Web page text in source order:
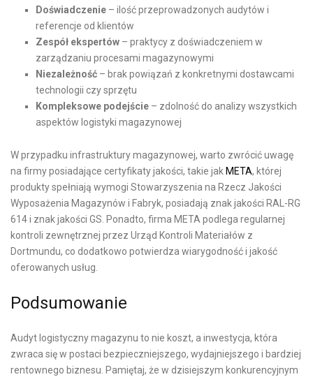
Doświadczenie – ilość przeprowadzonych audytów i
referencje od klientów
Zespół ekspertów – praktycy z doświadczeniem w
zarządzaniu procesami magazynowymi
Niezależność – brak powiązań z konkretnymi dostawcami
technologii czy sprzętu
Kompleksowe podejście – zdolność do analizy wszystkich
aspektów logistyki magazynowej
W przypadku infrastruktury magazynowej, warto zwrócić uwagę
na firmy posiadające certyfikaty jakości, takie jak META, której
produkty spełniają wymogi Stowarzyszenia na Rzecz Jakości
Wyposażenia Magazynów i Fabryk, posiadają znak jakości RAL-RG
614 i znak jakości GS. Ponadto, firma META podlega regularnej
kontroli zewnętrznej przez Urząd Kontroli Materiałów z
Dortmundu, co dodatkowo potwierdza wiarygodność i jakość
oferowanych usług.
Podsumowanie
Audyt logistyczny magazynu to nie koszt, a inwestycja, która
zwraca się w postaci bezpieczniejszego, wydajniejszego i bardziej
rentownego biznesu. Pamiętaj, że w dzisiejszym konkurencyjnym